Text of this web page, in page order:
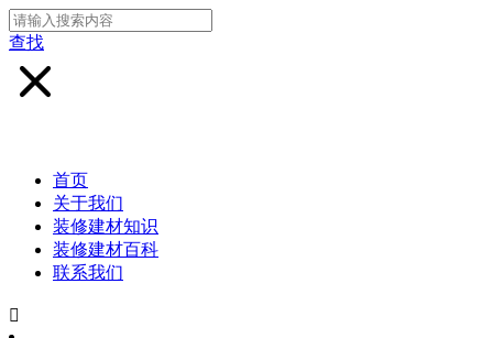
查找
首页
关于我们
装修建材知识
装修建材百科
联系我们
